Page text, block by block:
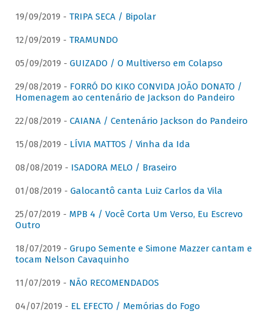
19/09/2019 - TRIPA SECA / Bipolar
12/09/2019 - TRAMUNDO
05/09/2019 - GUIZADO / O Multiverso em Colapso
29/08/2019 - FORRÓ DO KIKO CONVIDA JOÃO DONATO /
Homenagem ao centenário de Jackson do Pandeiro
22/08/2019 - CAIANA / Centenário Jackson do Pandeiro
15/08/2019 - LÍVIA MATTOS / Vinha da Ida
08/08/2019 - ISADORA MELO / Braseiro
01/08/2019 - Galocantô canta Luiz Carlos da Vila
25/07/2019 - MPB 4 / Você Corta Um Verso, Eu Escrevo
Outro
18/07/2019 - Grupo Semente e Simone Mazzer cantam e
tocam Nelson Cavaquinho
11/07/2019 - NÃO RECOMENDADOS
04/07/2019 - EL EFECTO / Memórias do Fogo